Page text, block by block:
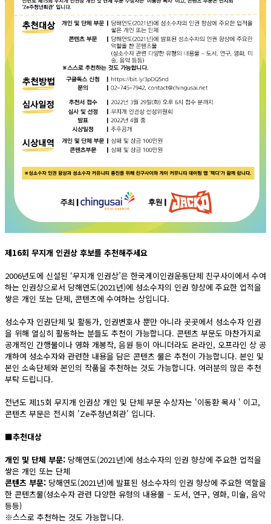
제16회 무지개 인권상 후보를 추천해주세요
2006년도에 신설된 ‘무지개 인권상’은 한국게이인권운동단체 친구사이에서 수여
하는 인권상으로서 당해연도(2021년)에 성소수자의 인권 향상에 주요한 업적을
쌓은 개인 또는 단체, 콘텐츠에 수여하는 상입니다.
성소수자 인권단체 및 활동가, 인권변호사 뿐만 아니라 곳곳에서 성소수자 인권
을 위해 열심히 활동하는 분들도 추천이 가능합니다. 콘텐츠 부문도 마찬가지로
공개적인 간행물이나 영화 개봉작, 음원 등이 아니더라도 온라인, 오프라인 상 공
개하여 성소수자와 관련한 내용을 담은 콘텐츠 물은 추천이 가능합니다. 본인 및
본인 소속단체와 본인의 작품을 추천하는 것도 가능합니다. 여러분의 많은 추천
부탁 드립니다.
전년도 제15회 무지개 인권상 개인 및 단체 부문 수상자는 '이동환 목사 ' 이고,
콘텐츠 부문은 전시회 'Ze주청년회관' 입니다.
■추천대상
개인 및 단체 부문: 당해연도(2021년)에 성소수자의 인권 향상에 주요한 업적을
쌓은 개인 또는 단체
콘텐츠 부문: 당해연도(2021년)에 발표된 성소수자의 인권 향상에 주요한 역할을
한 콘텐츠물(성소수자 관련 다양한 유형의 내용물 – 도서, 연구, 영화, 미술, 음악
등등)
※스스로 추천하는 것도 가능합니다.